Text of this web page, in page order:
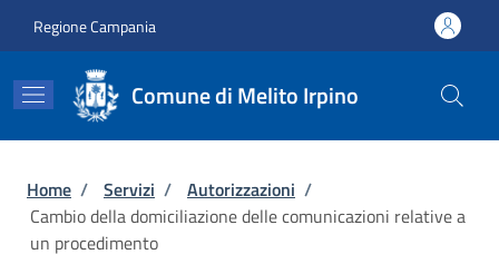
Regione Campania
Comune di Melito Irpino
Briciole di pane
Home / Servizi / Autorizzazioni /
Cambio della domiciliazione delle comunicazioni relative a
un procedimento